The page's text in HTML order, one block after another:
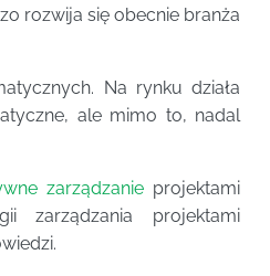
rozwija się obecnie branża
Na rynku działa
ale mimo to, nadal
zarządzanie projektami
zarządzania projektami